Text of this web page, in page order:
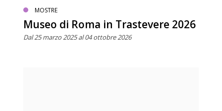
MOSTRE
Museo di Roma in Trastevere 2026
Dal 25 marzo 2025 al 04 ottobre 2026